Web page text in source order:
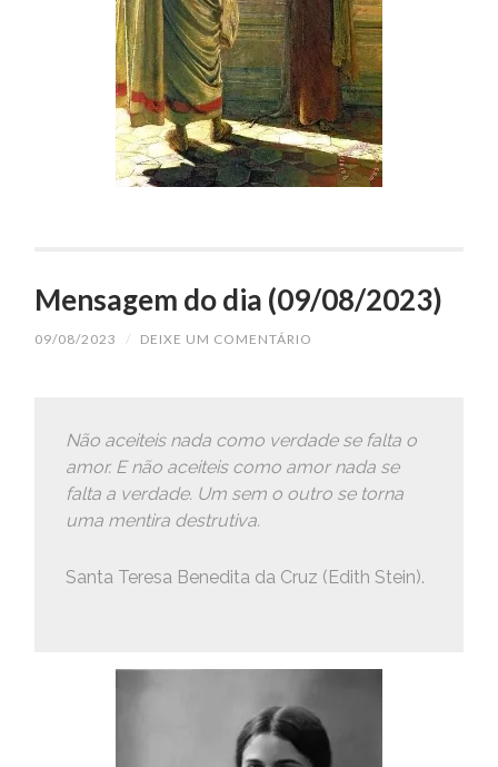
Mensagem do dia (09/08/2023)
09/08/2023 / DEIXE UM COMENTÁRIO
Não aceiteis nada como verdade se falta o
amor. E não aceiteis como amor nada se
falta a verdade. Um sem o outro se torna
uma mentira destrutiva.
Santa Teresa Benedita da Cruz (Edith Stein).